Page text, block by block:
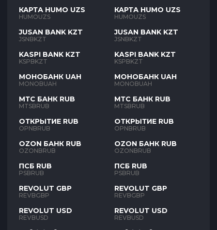
КАРТА HUMO UZS
HUMOUZS
JUSAN BANK KZT
JSNBKZT
KASPI BANK KZT
KSPBKZT
МОНОБАНК UAH
MONOBUAH
МТС БАНК RUB
MTSBRUB
ОТКРЫТИЕ RUB
OPNBRUB
OZON БАНК RUB
OZONBRUB
ПСБ RUB
PSBRUB
REVOLUT GBP
REVBGBP
REVOLUT USD
REVBUSD
КАРТА HUMO UZS
HUMOUZS
JUSAN BANK KZT
JSNBKZT
KASPI BANK KZT
KSPBKZT
МОНОБАНК UAH
MONOBUAH
МТС БАНК RUB
MTSBRUB
ОТКРЫТИЕ RUB
OPNBRUB
OZON БАНК RUB
OZONBRUB
ПСБ RUB
PSBRUB
REVOLUT GBP
REVBGBP
REVOLUT USD
REVBUSD